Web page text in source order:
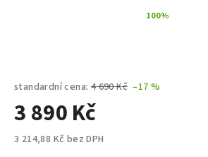
standardní cena: 4 690 Kč –17 %
3 890 Kč
3 214,88 Kč bez DPH
100%